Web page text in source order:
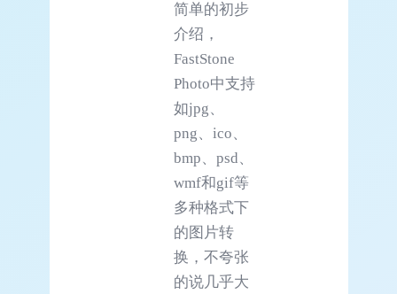
简单的初步
介绍，
FastStone
Photo中支持
如jpg、
png、ico、
bmp、psd、
wmf和gif等
多种格式下
的图片转
换，不夸张
的说几乎大